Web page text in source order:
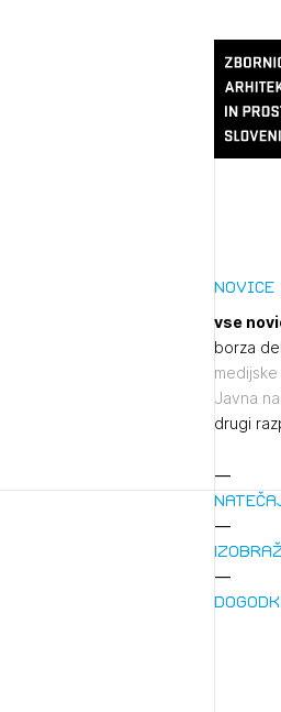
Novice
vse
borza
Javna
drugi